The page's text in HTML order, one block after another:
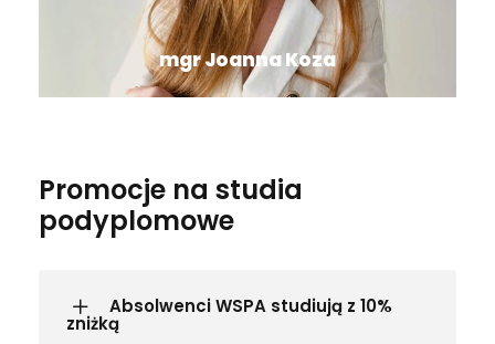
mgr Joanna Koza
Promocje na studia
podyplomowe
Absolwenci WSPA studiują z 10%
zniżką